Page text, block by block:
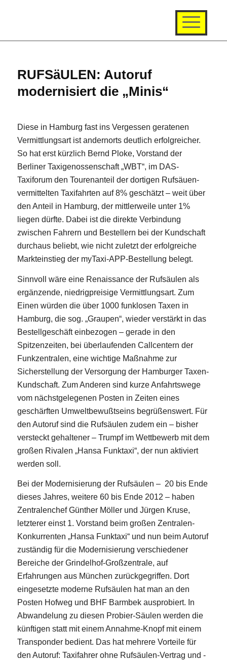
RUFSäULEN: Autoruf
modernisiert die „Minis“
Diese in Hamburg fast ins Vergessen geratenen
Vermittlungsart ist andernorts deutlich erfolgreicher.
So hat erst kürzlich Bernd Ploke, Vorstand der
Berliner Taxigenossenschaft „WBT“, im DAS-
Taxiforum den Tourenanteil der dortigen Rufsäuen-
vermittelten Taxifahrten auf 8% geschätzt – weit über
den Anteil in Hamburg, der mittlerweile unter 1%
liegen dürfte. Dabei ist die direkte Verbindung
zwischen Fahrern und Bestellern bei der Kundschaft
durchaus beliebt, wie nicht zuletzt der erfolgreiche
Markteinstieg der myTaxi-APP-Bestellung belegt.
Sinnvoll wäre eine Renaissance der Rufsäulen als
ergänzende, niedrigpreisige Vermittlungsart. Zum
Einen würden die über 1000 funklosen Taxen in
Hamburg, die sog. „Graupen“, wieder verstärkt in das
Bestellgeschäft einbezogen – gerade in den
Spitzenzeiten, bei überlaufenden Callcentern der
Funkzentralen, eine wichtige Maßnahme zur
Sicherstellung der Versorgung der Hamburger Taxen-
Kundschaft. Zum Anderen sind kurze Anfahrtswege
vom nächstgelegenen Posten in Zeiten eines
geschärften Umweltbewußtseins begrüßenswert. Für
den Autoruf sind die Rufsäulen zudem ein – bisher
versteckt gehaltener – Trumpf im Wettbewerb mit dem
großen Rivalen „Hansa Funktaxi“, der nun aktiviert
werden soll.
Bei der Modernisierung der Rufsäulen – 20 bis Ende
dieses Jahres, weitere 60 bis Ende 2012 – haben
Zentralenchef Günther Möllerund Jürgen Kruse,
letzterer einst 1. Vorstand beim großen Zentralen-
Konkurrenten „Hansa Funktaxi“ und nun beim Autoruf
zuständig für die Modernisierung verschiedener
Bereiche der Grindelhof-Großzentrale, auf
Erfahrungen aus München zurückgegriffen. Dort
eingesetzte moderne Rufsäulen hat man an den
Posten Hofweg und BHF Barmbek ausprobiert. In
Abwandelung zu diesen Probier-Säulen werden die
künftigen statt mit einem Annahme-Knopf mit einem
Transponder bedient. Das hat mehrere Vorteile für
den Autoruf: Taxifahrer ohne Rufsäulen-Vertrag und -